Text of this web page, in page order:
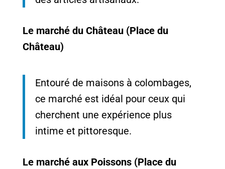
Le marché du Château (Place du
Château)
Entouré de maisons à colombages,
ce marché est idéal pour ceux qui
cherchent une expérience plus
intime et pittoresque.
Le marché aux Poissons (Place du